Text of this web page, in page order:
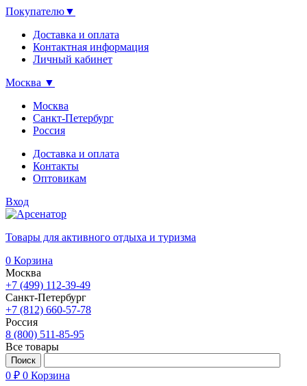
Покупателю▼
Доставка и оплата
Контактная информация
Личный кабинет
Москва ▼
Москва
Санкт-Петербург
Россия
Доставка и оплата
Контакты
Оптовикам
Вход
Товары для активного отдыха и туризма
0 Корзина
Москва
+7 (499) 112-39-49
Санкт-Петербург
+7 (812) 660-57-78
Россия
8 (800) 511-85-95
Все товары
0 ₽ 0 Корзина